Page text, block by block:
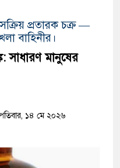
প্রতারক চক্র —
বাহিনীর।
সাধারণ মানুষের
১৪ মে ২০২৬